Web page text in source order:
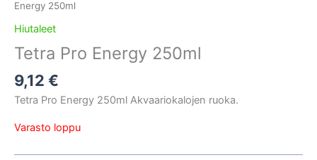
Energy 250ml
Hiutaleet
Tetra Pro Energy 250ml
9,12 €
Tetra Pro Energy 250ml Akvaariokalojen ruoka.
Varasto loppu